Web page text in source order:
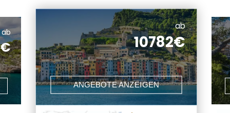
ab
ab
10782€
ANGEBOTE ANZEIGEN